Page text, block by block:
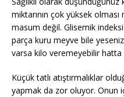
miktarının çok yüksek
masum değil. Glisemik
parça kuru meyve bile
varsa kilo veremeyebilir hatta
Küçük tatlı atıştırmalıklar
yapmak da zor oluyor. Onun